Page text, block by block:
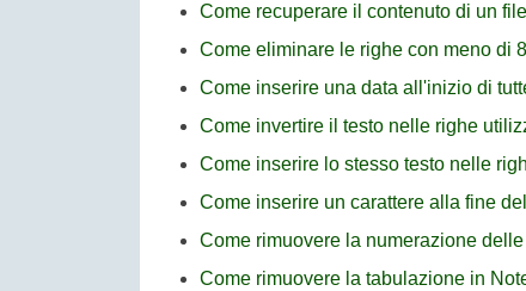
Come recuperare il contenuto di un
Come eliminare le righe con meno di
Come inserire una data all'inizio di
Come invertire il testo nelle righe
Come inserire lo stesso testo nelle
Come inserire un carattere alla fine
Come rimuovere la numerazione
Come rimuovere la tabulazione in